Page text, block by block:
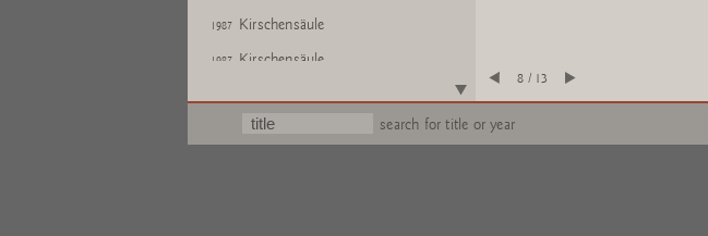
1987 Kirschensäule
1987 Kirschensäule
Untitled (Kirschensäule)
8 / 13
search for title or year